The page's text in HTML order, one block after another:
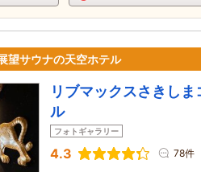
望サウナの天空ホテル
リブマックスさきし
ル
フォトギャラリー
4.3 78件